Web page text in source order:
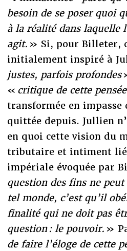
besoin de se poser quoi
à la réalité dans laquelle
agit. » Si, pour Billeter,
initialement inspiré à
justes, parfois profondes
« critique de cette pensée
transformée en impasse
quittée depuis. Jullien
en quoi cette vision du
tributaire et intiment
impériale évoquée par
question des fins ne peut
tel monde, c’est qu’il
finalité qui ne doit pas
question : le pouvoir. »
de faire l’éloge de cette